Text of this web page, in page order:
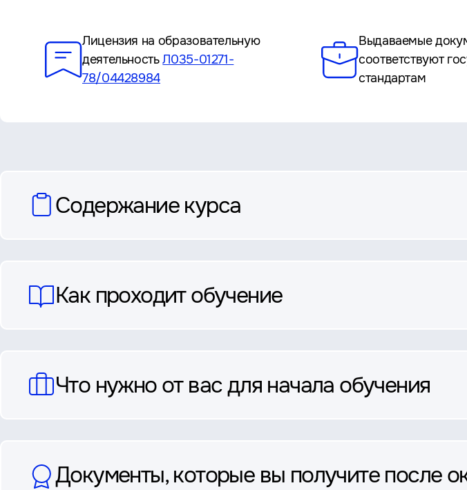
Лицензия на образовательную
деятельностьЛ035-01271-
78/04428984
Выдаваемые
соответствуют
стандартам
вопросы
Содержание курса
Как проходит обучение
Что нужно от вас для начала обучения
Документы, которые вы получите после